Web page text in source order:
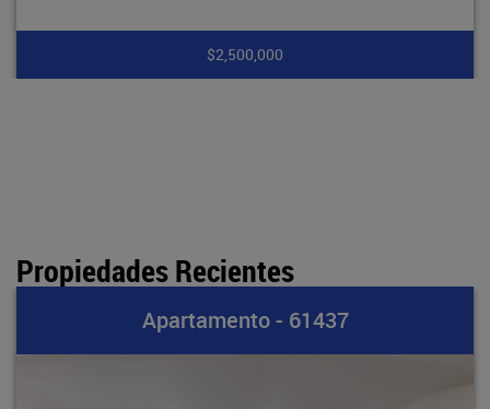
Propiedades Recientes
Apartamento - 61436